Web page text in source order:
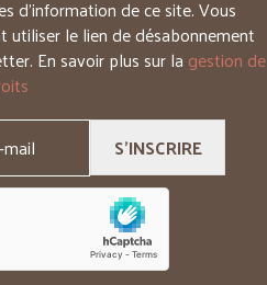
d’information de ce site. Vous
le lien de désabonnement
En savoir plus sur la gestion de
S'INSCRIRE